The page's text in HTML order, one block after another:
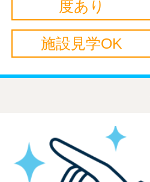
度あり
施設見学OK